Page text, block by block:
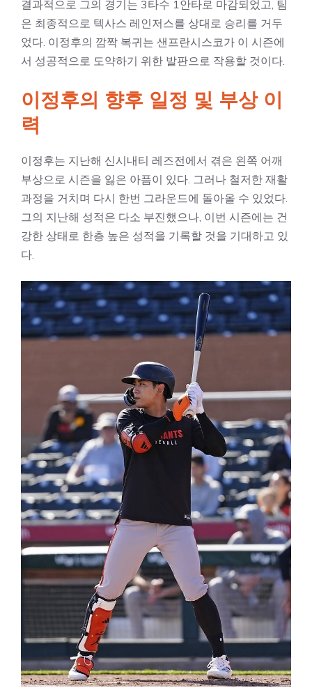
결과적으로 그의 경기는 3타수 1안타로 마감되었고, 팀
은 최종적으로 텍사스 레인저스를 상대로 승리를 거두
었다. 이정후의 깜짝 복귀는 샌프란시스코가 이 시즌에
서 성공적으로 도약하기 위한 발판으로 작용할 것이다.
이정후의 향후 일정 및 부상 이
력
이정후는 지난해 신시내티 레즈전에서 겪은 왼쪽 어깨
부상으로 시즌을 잃은 아픔이 있다. 그러나 철저한 재활
과정을 거치며 다시 한번 그라운드에 돌아올 수 있었다.
그의 지난해 성적은 다소 부진했으나, 이번 시즌에는 건
강한 상태로 한층 높은 성적을 기록할 것을 기대하고 있
다.